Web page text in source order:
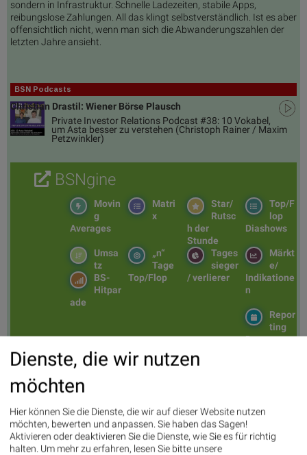
sondern in Infrastruktur. Schnelle Ladezeiten, stabile Apps,
reibungslose Zahlungen. All das klingt selbstverständlich. Ist es aber
offensichtlich nicht, wenn man sich die Abwanderungszahlen der
letzten Jahre ansieht.
BSN Podcasts
Christian Drastil: Wiener Börse Plausch
Private Investor Relations Podcast #38: 10 Vokabel,
um Asta besser zu verstehen (Christoph Rainer / Maxim
Petzwinkler)
BSNgine
Top/F
lop
Diashows
Star/
Rutsc
h der
Stunde
Matri
x
Movin
g
Averages
Märkt
e/
Indikatione
n
Tages
sieger
/ verlierer
„n“
Tage
Top/Flop
Umsa
tz
BS-
Hitpar
ade
Repor
ting
Days
Bildnachweis
https://de.depositphotos.com/182495088/stock-photo-business...->>
Öffnen auf photaq.com
Dienste, die wir nutzen
möchten
Hier können Sie die Dienste, die wir auf dieser Website nutzen
möchten, bewerten und anpassen. Sie haben das Sagen!
Aktivieren oder deaktivieren Sie die Dienste, wie Sie es für richtig
halten. Um mehr zu erfahren, lesen Sie bitte unsere